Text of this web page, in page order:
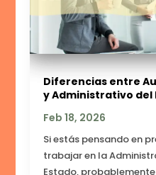
Diferencias entre
y Administrativo del
Feb 18, 2026
Si estás pensando en
trabajar en la
Estado,